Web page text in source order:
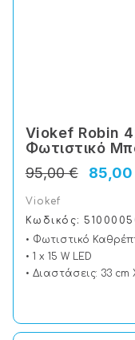
Viokef Robin
Φωτιστικό
85,00
95,00 €
Viokef
Κωδικός:
• Φωτιστικό
• 1 x 15 W LED
• Διαστάσεις: 33 cm